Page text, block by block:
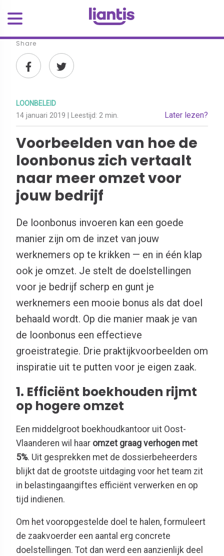
Share
LOONBELEID
14 januari 2019 | Leestijd: 2 min. Later lezen?
Voorbeelden van hoe de
loonbonus zich vertaalt
naar meer omzet voor
jouw bedrijf
De loonbonus invoeren kan een goede
manier zijn om de inzet van jouw
werknemers op te krikken — en in één klap
ook je omzet. Je stelt de doelstellingen
voor je bedrijf scherp en gunt je
werknemers een mooie bonus als dat doel
behaald wordt. Op die manier maak je van
de loonbonus een effectieve
groeistrategie. Drie praktijkvoorbeelden om
inspiratie uit te putten voor je eigen zaak.
1. Efficiënt boekhouden rijmt
op hogere omzet
Een middelgroot boekhoudkantoor uit Oost-
Vlaanderen wil haar omzet graag verhogen met
5%. Uit gesprekken met de dossierbeheerders
blijkt dat de grootste uitdaging voor het team zit
in belastingaangiftes efficiënt verwerken en op
tijd indienen.
Om het vooropgestelde doel te halen, formuleert
de zaakvoerder een aantal erg concrete
doelstellingen. Tot dan werd een aanzienlijk deel